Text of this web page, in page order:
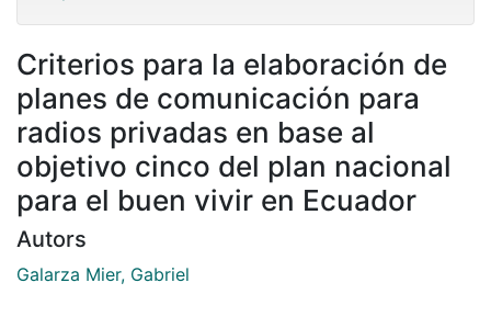
Criterios para la elaboración de
planes de comunicación para
radios privadas en base al
objetivo cinco del plan nacional
para el buen vivir en Ecuador
Autors
Galarza Mier, Gabriel